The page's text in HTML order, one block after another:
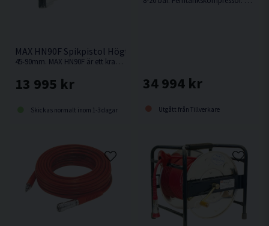
MAX HN90F Spikpistol Högtryck Rundband 45-90mm
45-90mm. MAX HN90F är ett kraftigt och väl balanserat 20 bars-verktyg med mycket hög prestanda och justerbart slagdjup.
13 995 kr
Skickas normalt inom 1-3 dagar
34 994 kr
Utgått från Tillverkare